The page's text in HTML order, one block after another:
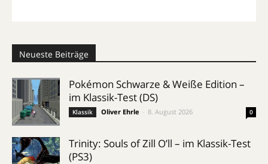
Neueste Beiträge
Pokémon Schwarze & Weiße Edition –
im Klassik-Test (DS)
Klassik Oliver Ehrle 8. August 2026 0
Trinity: Souls of Zill O’ll – im Klassik-Test
(PS3)